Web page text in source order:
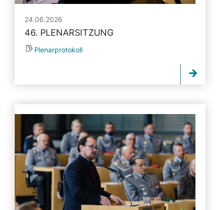
24.06.2026
46. PLENARSITZUNG
Plenarprotokoll